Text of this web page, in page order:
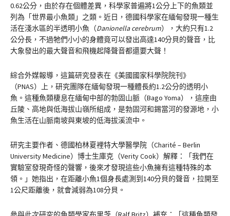
0.62公分，由於存在個體差異，科學家普遍將1公分上下的魚類並
列為「世界最小魚類」之類。近日，德國科學家在緬甸發現一種生
活在淺水區的半透明小魚（Danionella cerebrum），大約只有1.2
公分長，不過牠們小小的身體竟可以發出高達140分貝的聲音，比
大象發出的最大聲音和飛機起降聲音都還要大聲！
綜合外媒報導，這篇研究發表在《美國國家科學院院刊》
（PNAS）上，研究團隊在緬甸發現一種體長約1.2公分的透明小
魚。這種魚類棲息在緬甸中部的勃固山脈（Bago Yoma），這座由
丘陵、高地與低海拔山嶺所組成，是勃固河和錫當河的發源地，小
魚生活在山脈南坡與東坡的低海拔溪流中。
研究主要作者、德國柏林夏裡特大學醫學院（Charité – Berlin
University Medicine）博士生庫克（Verity Cook）解釋：「我們在
實驗室發現奇怪的聲響，後來才發現這些小魚擁有這種特殊的本
領。」她指出，在距離小魚1個身長處測到140分貝的聲音，拉開至
1公尺距離後，就會減弱為108分貝。